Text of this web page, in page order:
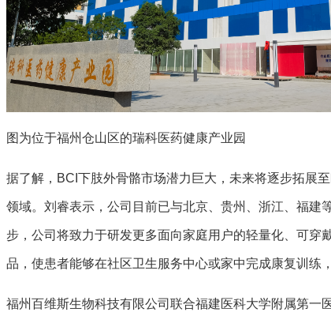
图为位于福州仓山区的瑞科医药健康产业园
据了解，BCI下肢外骨骼市场潜力巨大，未来将逐步拓展
领域。刘睿表示，公司目前已与北京、贵州、浙江、福建
步，公司将致力于研发更多面向家庭用户的轻量化、可穿
品，使患者能够在社区卫生服务中心或家中完成康复训练
福州百维斯生物科技有限公司联合福建医科大学附属第一